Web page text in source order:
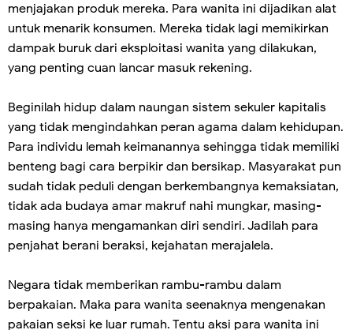
menjajakan produk mereka. Para wanita ini dijadikan alat
untuk menarik konsumen. Mereka tidak lagi memikirkan
dampak buruk dari eksploitasi wanita yang dilakukan,
yang penting cuan lancar masuk rekening.
Beginilah hidup dalam naungan sistem sekuler kapitalis
yang tidak mengindahkan peran agama dalam kehidupan.
Para individu lemah keimanannya sehingga tidak memiliki
benteng bagi cara berpikir dan bersikap. Masyarakat pun
sudah tidak peduli dengan berkembangnya kemaksiatan,
tidak ada budaya amar makruf nahi mungkar, masing-
masing hanya mengamankan diri sendiri. Jadilah para
penjahat berani beraksi, kejahatan merajalela.
Negara tidak memberikan rambu-rambu dalam
berpakaian. Maka para wanita seenaknya mengenakan
pakaian seksi ke luar rumah. Tentu aksi para wanita ini